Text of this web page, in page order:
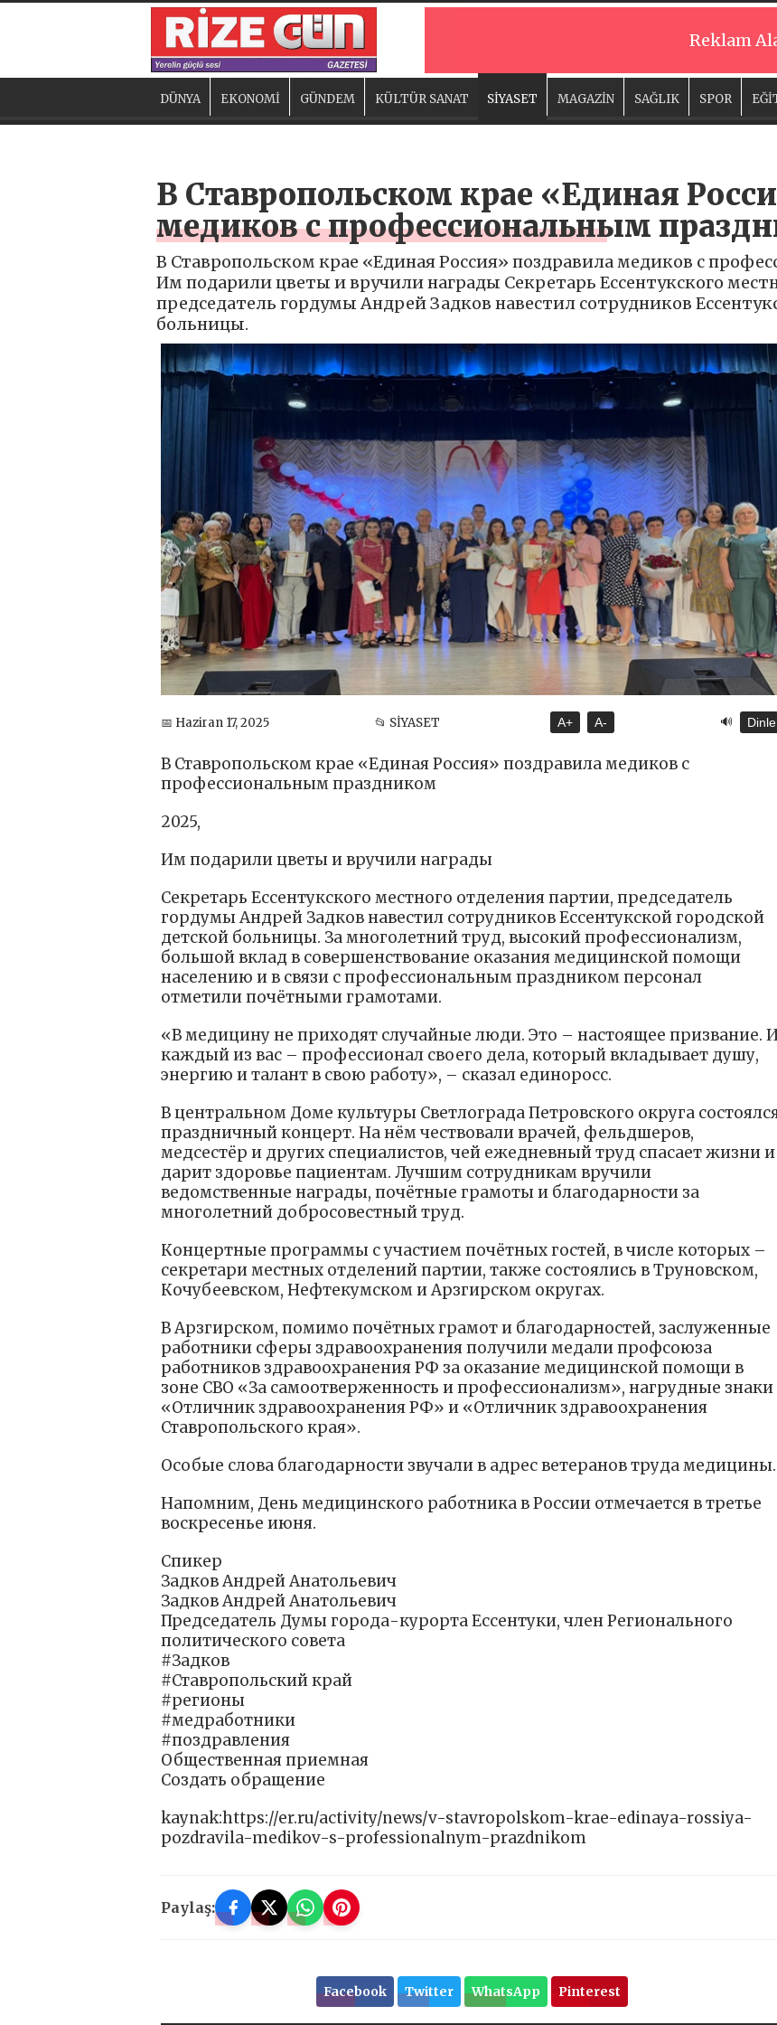
Reklam
DÜNYA EKONOMİ GÜNDEM KÜLTÜR SANAT SİYASET MAGAZİN SAĞLIK SPOR
В Ставропольском крае «Единая
медиков с профессиональным
В Ставропольском крае «Единая Россия» поздравила медиков с
Им подарили цветы и вручили награды Секретарь Ессентукского
председатель гордумы Андрей Задков навестил сотрудников
больницы.
📅 Haziran 17, 2025 📂 SİYASET A+ A- 🔊 Dinle
В Ставропольском крае «Единая Россия» поздравила медиков с
профессиональным праздником
2025,
Им подарили цветы и вручили награды
Секретарь Ессентукского местного отделения партии, председатель
гордумы Андрей Задков навестил сотрудников Ессентукской городской
детской больницы. За многолетний труд, высокий профессионализм,
большой вклад в совершенствование оказания медицинской помощи
населению и в связи с профессиональным праздником персонал
отметили почётными грамотами.
«В медицину не приходят случайные люди. Это – настоящее призвание.
каждый из вас – профессионал своего дела, который вкладывает душу,
энергию и талант в свою работу», – сказал единоросс.
В центральном Доме культуры Светлограда Петровского округа
праздничный концерт. На нём чествовали врачей, фельдшеров,
медсестёр и других специалистов, чей ежедневный труд спасает жизни и
дарит здоровье пациентам. Лучшим сотрудникам вручили
ведомственные награды, почётные грамоты и благодарности за
многолетний добросовестный труд.
Концертные программы с участием почётных гостей, в числе которых –
секретари местных отделений партии, также состоялись в Труновском,
Кочубеевском, Нефтекумском и Арзгирском округах.
В Арзгирском, помимо почётных грамот и благодарностей, заслуженные
работники сферы здравоохранения получили медали профсоюза
работников здравоохранения РФ за оказание медицинской помощи в
зоне СВО «За самоотверженность и профессионализм», нагрудные знаки
«Отличник здравоохранения РФ» и «Отличник здравоохранения
Ставропольского края».
Особые слова благодарности звучали в адрес ветеранов труда медицины.
Напомним, День медицинского работника в России отмечается в третье
воскресенье июня.
Спикер
Задков Андрей Анатольевич
Задков Андрей Анатольевич
Председатель Думы города-курорта Ессентуки, член Регионального
политического совета
#Задков
#Ставропольский край
#регионы
#медработники
#поздравления
Общественная приемная
Создать обращение
kaynak:https://er.ru/activity/news/v-stavropolskom-krae-edinaya-rossiya-
pozdravila-medikov-s-professionalnym-prazdnikom
Paylaş:
Facebook Twitter WhatsApp Pinterest